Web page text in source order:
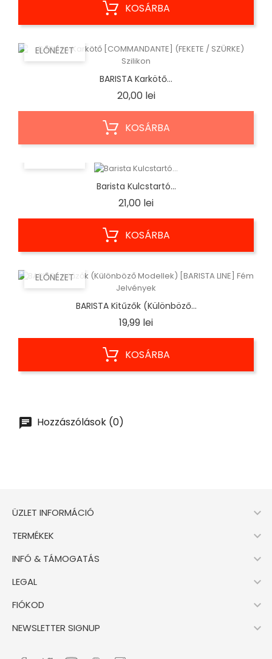
KOSÁRBA
ELŐNÉZET
BARISTA Karkötő...
20,00 leiÁr
KOSÁRBA
Barista Kulcstartó...
21,00 leiÁr
KOSÁRBA
ELŐNÉZET
BARISTA Kitűzők (Különböző...
19,99 leiÁr
KOSÁRBA
Hozzászólások (0)
ÜZLET INFORMÁCIÓ 
TERMÉKEK 
INFÓ & TÁMOGATÁS 
LEGAL 
FIÓKOD 
NEWSLETTER SIGNUP 